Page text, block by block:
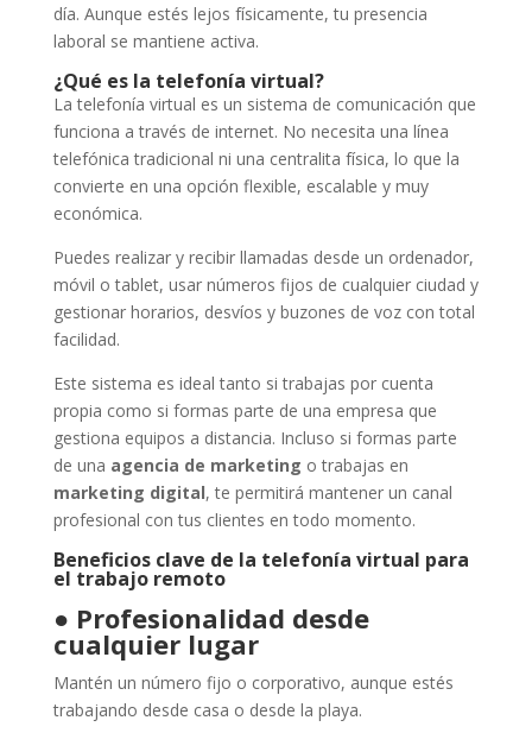
día. Aunque estés lejos físicamente, tu presencia
laboral se mantiene activa.
¿Qué es la telefonía virtual?
La telefonía virtual es un sistema de comunicación que
funciona a través de internet. No necesita una línea
telefónica tradicional ni una centralita física, lo que la
convierte en una opción flexible, escalable y muy
económica.
Puedes realizar y recibir llamadas desde un ordenador,
móvil o tablet, usar números fijos de cualquier ciudad y
gestionar horarios, desvíos y buzones de voz con total
facilidad.
Este sistema es ideal tanto si trabajas por cuenta
propia como si formas parte de una empresa que
gestiona equipos a distancia. Incluso si formas parte
de una agencia de marketing o trabajas en
marketing digital, te permitirá mantener un canal
profesional con tus clientes en todo momento.
Beneficios clave de la telefonía virtual para
el trabajo remoto
● Profesionalidad desde
cualquier lugar
Mantén un número fijo o corporativo, aunque estés
trabajando desde casa o desde la playa.